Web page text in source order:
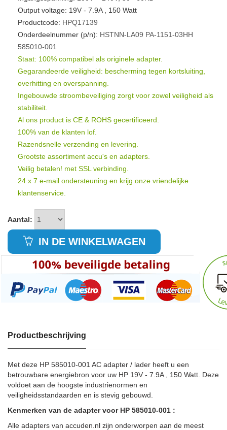
Output voltage: 19V - 7.9A , 150 Watt
Productcode: HPQ17139
Onderdeelnummer (p/n): HSTNN-LA09 PA-1151-03HH
585010-001
Staat: 100% compatibel als originele adapter.
Gegarandeerde veiligheid: bescherming tegen kortsluiting,
overhitting en overspanning.
Ingebouwde stroombeveiliging zorgt voor zowel veiligheid als
stabiliteit.
Al ons product is CE & ROHS gecertificeerd.
100% van de klanten lof.
Razendsnelle verzending en levering.
Grootste assortiment accu's en adapters.
Veilig betalen! met SSL verbinding.
24 x 7 e-mail ondersteuning en krijg onze vriendelijke
klantenservice.
Aantal:
IN DE WINKELWAGEN
Productbeschrijving
Met deze HP 585010-001 AC adapter / lader heeft u een
betrouwbare energiebron voor uw HP 19V - 7.9A , 150 Watt. Deze
voldoet aan de hoogste industrienormen en
veiligheidsstandaarden en is stevig gebouwd.
Kenmerken van de adapter voor HP 585010-001 :
Alle adapters van accuden.nl zijn onderworpen aan de meest